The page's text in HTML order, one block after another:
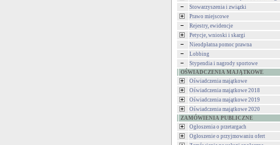
Stowarzyszenia i związki
Prawo miejscowe
Rejestry, ewidencje
Petycje, wnioski i skargi
Nieodpłatna pomoc prawna
Lobbing
Stypendia i nagrody sportowe
OŚWIADCZENIA MAJĄTKOWE
Oświadczenia majątkowe
Oświadczenia majątkowe 2018
Oświadczenia majątkowe 2019
Oświadczenia majątkowe 2020
ZAMÓWIENIA PUBLICZNE
Ogłoszenia o przetargach
Ogłoszenie o przyjmowaniu ofert